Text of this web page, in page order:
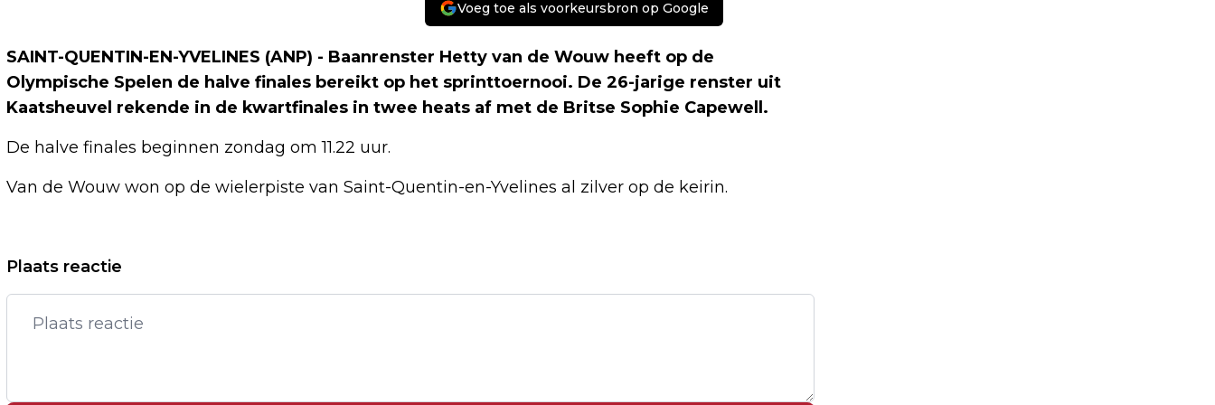
Voeg toe als voorkeursbron op Google
SAINT-QUENTIN-EN-YVELINES (ANP) - Baanrenster Hetty van de Wouw heeft op de
Olympische Spelen de halve finales bereikt op het sprinttoernooi. De 26-jarige renster uit
Kaatsheuvel rekende in de kwartfinales in twee heats af met de Britse Sophie Capewell.
De halve finales beginnen zondag om 11.22 uur.
Van de Wouw won op de wielerpiste van Saint-Quentin-en-Yvelines al zilver op de keirin.
Vorig artikel
ISRAËL: PALESTIJNSE MILITANTEN
GEDOOD BIJ AANVAL OP SCHOOL
FOPPEN EINDIGT ALS DERTIENDE IN
Plaats reactie